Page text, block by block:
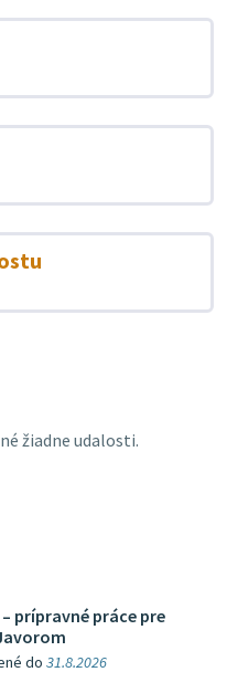
žiadne udalosti.
– prípravné práce pre
do31.8.2026